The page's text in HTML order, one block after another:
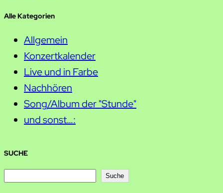
Alle Kategorien
Allgemein
Konzertkalender
Live und in Farbe
Nachhören
Song/Album der "Stunde"
und sonst…:
SUCHE
Suche